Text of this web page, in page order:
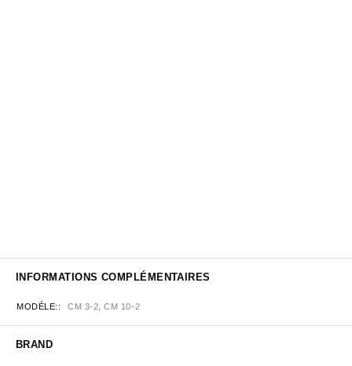
INFORMATIONS COMPLÉMENTAIRES
MODÉLE: CM 3-2, CM 10-2
BRAND